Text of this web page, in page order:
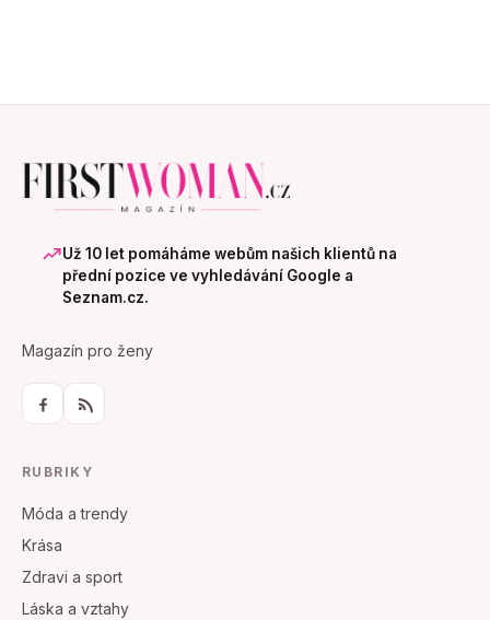
Už 10 let pomáháme webům našich klientů na
přední pozice ve vyhledávání Google a
Seznam.cz.
Magazín pro ženy
RUBRIKY
Móda a trendy
Krása
Zdravi a sport
Láska a vztahy